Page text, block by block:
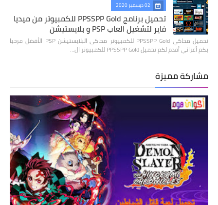
02 ديسمبر 2020
تحميل برنامج PPSSPP Gold للكمبيوتر من ميديا
فاير لتشغيل العاب PSP و بلايستيشن
تحميل محاكي PPSSPP Gold للكمبيوتر محاكي البلايستيشن PSP الأفضل مرحبا
بكم أعزائي أقدم لكم تحميل PPSSPP Gold للكمبيوتر ال…
مشاركة مميزة